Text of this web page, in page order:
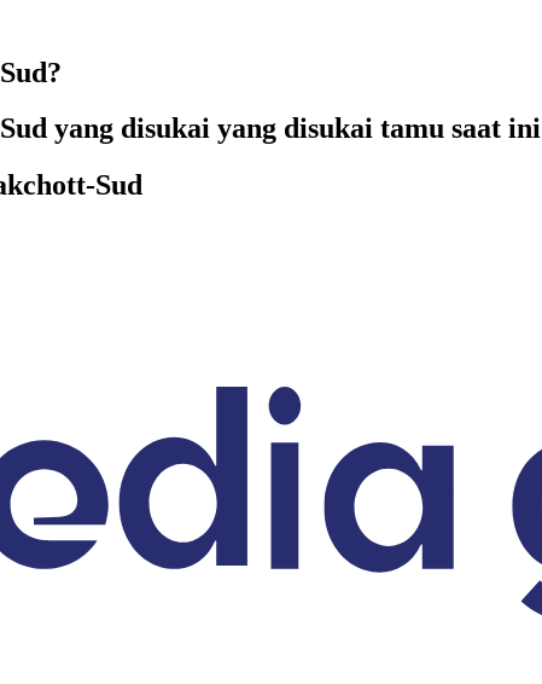
yang disukai yang disukai tamu saat ini
Sud